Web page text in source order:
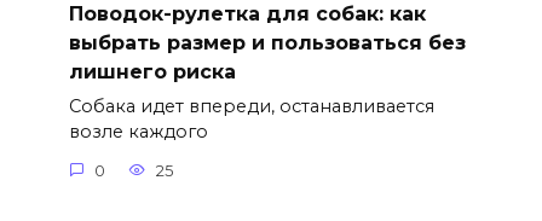
Поводок-рулетка для собак: как
выбрать размер и пользоваться без
лишнего риска
Собака идет впереди, останавливается
возле каждого
0 25